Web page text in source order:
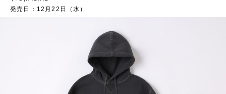
発売日：12月22日（水）